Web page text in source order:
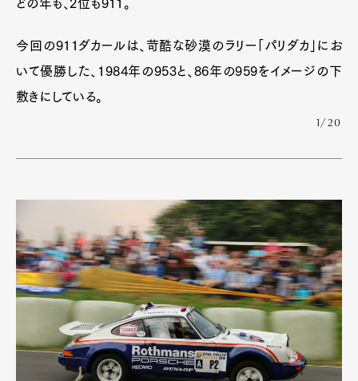
どの年も、2位も911。
今回の911ダカールは、苛酷な砂漠のラリー「パリダカ」にお
いて優勝した、1984年の953と、86年の959をイメージの下
敷きにしている。
1/20